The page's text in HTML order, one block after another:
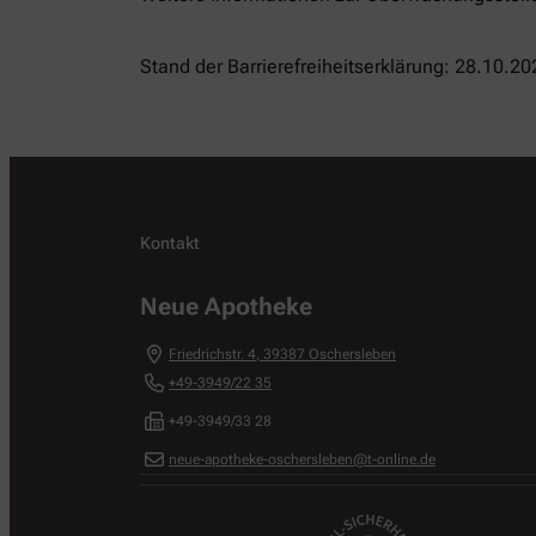
Stand der Barrierefreiheitserklärung:
Kontakt
Neue Apotheke
Friedrichstr. 4 39387 Oschersleben
+49-3949/22 35
+49-3949/33 28
neue-apotheke-oschersleben@t-online.de